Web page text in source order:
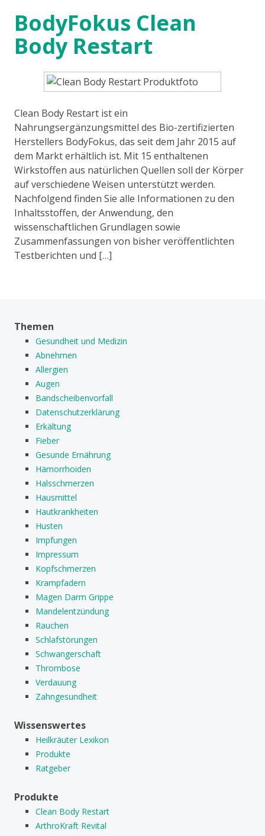
BodyFokus Clean
Body Restart
Clean Body Restart ist ein
Nahrungsergänzungsmittel des Bio-zertifizierten
Herstellers BodyFokus, das seit dem Jahr 2015 auf
dem Markt erhältlich ist. Mit 15 enthaltenen
Wirkstoffen aus natürlichen Quellen soll der Körper
auf verschiedene Weisen unterstützt werden.
Nachfolgend finden Sie alle Informationen zu den
Inhaltsstoffen, der Anwendung, den
wissenschaftlichen Grundlagen sowie
Zusammenfassungen von bisher veröffentlichten
Testberichten und […]
Themen
Gesundheit und Medizin
Abnehmen
Allergien
Augen
Bandscheibenvorfall
Datenschutzerklärung
Erkältung
Fieber
Gesunde Ernährung
Hämorrhoiden
Halsschmerzen
Hausmittel
Hautkrankheiten
Husten
Impfungen
Impressum
Kopfschmerzen
Krampfadern
Magen Darm Grippe
Mandelentzündung
Rauchen
Schlafstörungen
Schwangerschaft
Thrombose
Verdauung
Zahngesundheit
Wissenswertes
Heilkräuter Lexikon
Produkte
Ratgeber
Produkte
Clean Body Restart
ArthroKraft Revital